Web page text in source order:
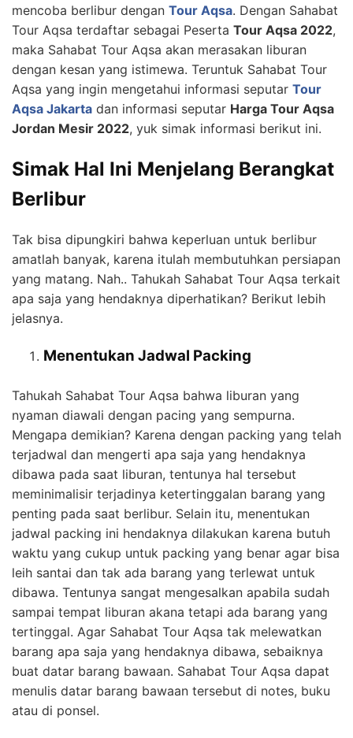
mencoba berlibur dengan Tour Aqsa. Dengan Sahabat
Tour Aqsa terdaftar sebagai Peserta Tour Aqsa 2022,
maka Sahabat Tour Aqsa akan merasakan liburan
dengan kesan yang istimewa. Teruntuk Sahabat Tour
Aqsa yang ingin mengetahui informasi seputar Tour
Aqsa Jakarta dan informasi seputar Harga Tour Aqsa
Jordan Mesir 2022, yuk simak informasi berikut ini.
Simak Hal Ini Menjelang Berangkat
Berlibur
Tak bisa dipungkiri bahwa keperluan untuk berlibur
amatlah banyak, karena itulah membutuhkan persiapan
yang matang. Nah.. Tahukah Sahabat Tour Aqsa terkait
apa saja yang hendaknya diperhatikan? Berikut lebih
jelasnya.
Menentukan Jadwal Packing
Tahukah Sahabat Tour Aqsa bahwa liburan yang
nyaman diawali dengan pacing yang sempurna.
Mengapa demikian? Karena dengan packing yang telah
terjadwal dan mengerti apa saja yang hendaknya
dibawa pada saat liburan, tentunya hal tersebut
meminimalisir terjadinya ketertinggalan barang yang
penting pada saat berlibur. Selain itu, menentukan
jadwal packing ini hendaknya dilakukan karena butuh
waktu yang cukup untuk packing yang benar agar bisa
leih santai dan tak ada barang yang terlewat untuk
dibawa. Tentunya sangat mengesalkan apabila sudah
sampai tempat liburan akana tetapi ada barang yang
tertinggal. Agar Sahabat Tour Aqsa tak melewatkan
barang apa saja yang hendaknya dibawa, sebaiknya
buat datar barang bawaan. Sahabat Tour Aqsa dapat
menulis datar barang bawaan tersebut di notes, buku
atau di ponsel.